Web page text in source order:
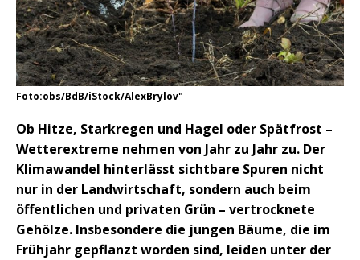
Foto:obs/BdB/iStock/AlexBrylov"
Ob Hitze, Starkregen und Hagel oder Spätfrost –
Wetterextreme nehmen von Jahr zu Jahr zu. Der
Klimawandel hinterlässt sichtbare Spuren nicht
nur in der Landwirtschaft, sondern auch beim
öffentlichen und privaten Grün – vertrocknete
Gehölze. Insbesondere die jungen Bäume, die im
Frühjahr gepflanzt worden sind, leiden unter der